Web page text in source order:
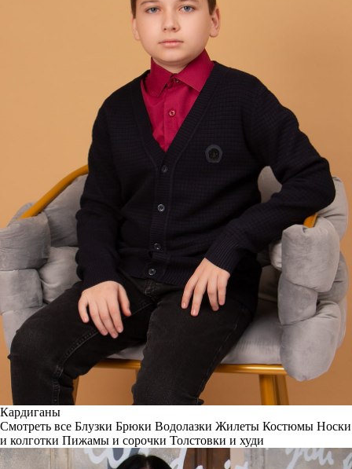
Кардиганы
Смотреть все Блузки Брюки Водолазки Жилеты Костюмы Носки
и колготки Пижамы и сорочки Толстовки и худи